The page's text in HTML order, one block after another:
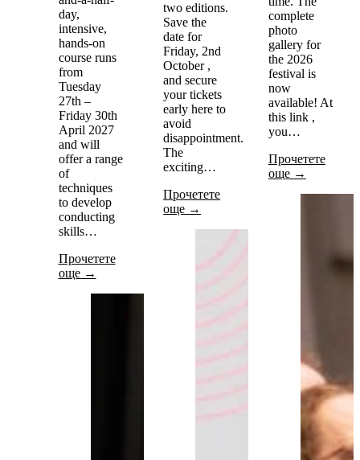
day,
intensive,
hands-on
course runs
from
Tuesday
27th –
Friday 30th
April 2027
and will
offer a range
of
techniques
to develop
conducting
skills…
Прочетете
още →
two editions.
Save the
date for
Friday, 2nd
October ,
and secure
your tickets
early here to
avoid
disappointment.
The
exciting…
Прочетете
още →
complete
photo
gallery for
the 2026
festival is
now
available! At
this link ,
you…
Прочетете
още →